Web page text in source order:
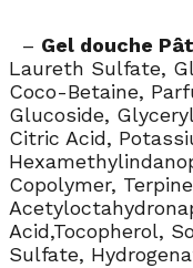
– Gel douche
Laureth Sulfate,
Coco-Betaine,
Glucoside,
Citric Acid,
Copolymer,
Acid,Tocopherol,
Sulfate,